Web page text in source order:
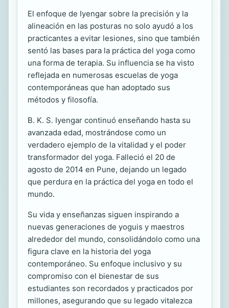
El enfoque de Iyengar sobre la precisión y la
alineación en las posturas no solo ayudó a los
practicantes a evitar lesiones, sino que también
sentó las bases para la práctica del yoga como
una forma de terapia. Su influencia se ha visto
reflejada en numerosas escuelas de yoga
contemporáneas que han adoptado sus
métodos y filosofía.
B. K. S. Iyengar continuó enseñando hasta su
avanzada edad, mostrándose como un
verdadero ejemplo de la vitalidad y el poder
transformador del yoga. Falleció el 20 de
agosto de 2014 en Pune, dejando un legado
que perdura en la práctica del yoga en todo el
mundo.
Su vida y enseñanzas siguen inspirando a
nuevas generaciones de yoguis y maestros
alrededor del mundo, consolidándolo como una
figura clave en la historia del yoga
contemporáneo. Su enfoque inclusivo y su
compromiso con el bienestar de sus
estudiantes son recordados y practicados por
millones, asegurando que su legado vitalezca